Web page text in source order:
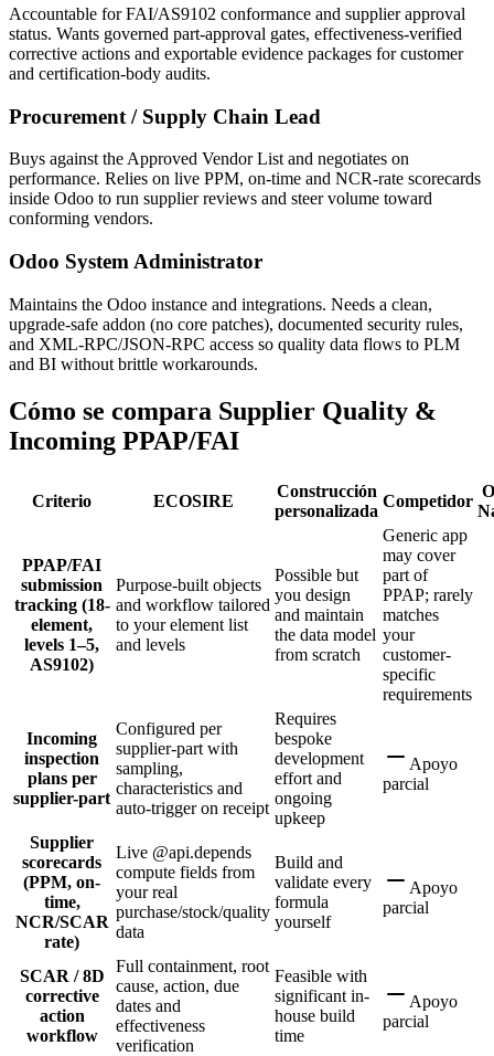
Accountable for FAI/AS9102 conformance and supplier approval
status. Wants governed part-approval gates, effectiveness-verified
corrective actions and exportable evidence packages for customer
and certification-body audits.
Procurement / Supply Chain Lead
Buys against the Approved Vendor List and negotiates on
performance. Relies on live PPM, on-time and NCR-rate scorecards
inside Odoo to run supplier reviews and steer volume toward
conforming vendors.
Odoo System Administrator
Maintains the Odoo instance and integrations. Needs a clean,
upgrade-safe addon (no core patches), documented security rules,
and XML-RPC/JSON-RPC access so quality data flows to PLM
and BI without brittle workarounds.
Cómo se compara Supplier Quality &
Incoming PPAP/FAI
Criterio ECOSIRE
Construcción
personalizada
Competidor
PPAP/FAI
submission
tracking (18-
element,
levels 1–5,
AS9102)
Purpose-built objects
and workflow tailored
to your element list
and levels
Possible but
you design
and maintain
the data model
from scratch
Generic app
may cover
part of
PPAP; rarely
matches
your
customer-
specific
requirements
Incoming
inspection
plans per
supplier-part
Configured per
supplier-part with
sampling,
characteristics and
auto-trigger on receipt
Requires
bespoke
development
effort and
ongoing
upkeep
Apoyo
parcial
Supplier
scorecards
(PPM, on-
time,
NCR/SCAR
rate)
Live @api.depends
compute fields from
your real
purchase/stock/quality
data
Build and
validate every
formula
yourself
Apoyo
parcial
SCAR / 8D
corrective
action
workflow
Full containment, root
cause, action, due
dates and
effectiveness
verification
Feasible with
significant in-
house build
time
Apoyo
parcial